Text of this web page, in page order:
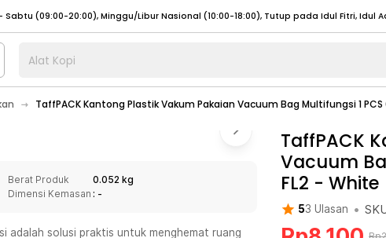
- Jumat (07:00 - 20:00), Sabtu - Minggu (08:00 - 20:00), Tutup pada Idul Fitri
(08:00 - 20:00), Sabtu - Minggu/ Libur Nasional (08:00 - 17:00) Selengkapnya
(08:00 - 20:00), Sabtu - Minggu/ Libur Nasional (08:00 - 17:00) Selengkapnya
- Sabtu (09:00-20:00), Minggu/Libur Nasional (12:00-20:00), Tutup pada Idul Fitri
- Sabtu (09:00-20:00), Minggu/Libur Nasional (12:00-20:00), Tutup pada Idul Fitri
Alat Kopi
TaffPACK Kantong Plastik Vakum Pakaian Vacuum Bag Multifungsi 1
Berat Produk
0.052 kg
Dimensi Kemasan : -
adalah solusi praktis untuk menghemat ruang
TaffPACK
Vacuum
FL2 - White
53 Ulasan •